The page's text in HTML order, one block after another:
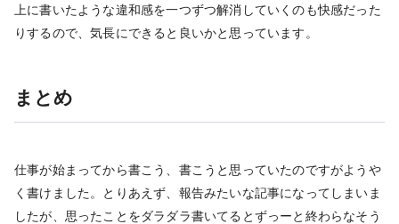
上に書いたような違和感を一つずつ解消していくのも快感だった
りするので、気長にできると良いかと思っています。
まとめ
仕事が始まってから書こう、書こうと思っていたのですがようや
く書けました。とりあえず、報告みたいな記事になってしまいま
したが、思ったことをダラダラ書いてるとずっーと終わらなそう